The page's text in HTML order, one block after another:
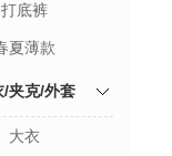
打底裤
夏薄款
/夹克/外套
大衣